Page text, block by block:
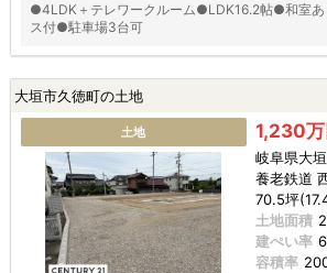
●4LDK＋テレワークルーム●LDK16.2帖●和室
ス付●駐車場3台可
大垣市久徳町の土地
土地 1,230万
岐阜県大
養老鉄道
70.5坪
土地面積
建ぺい率
容積率